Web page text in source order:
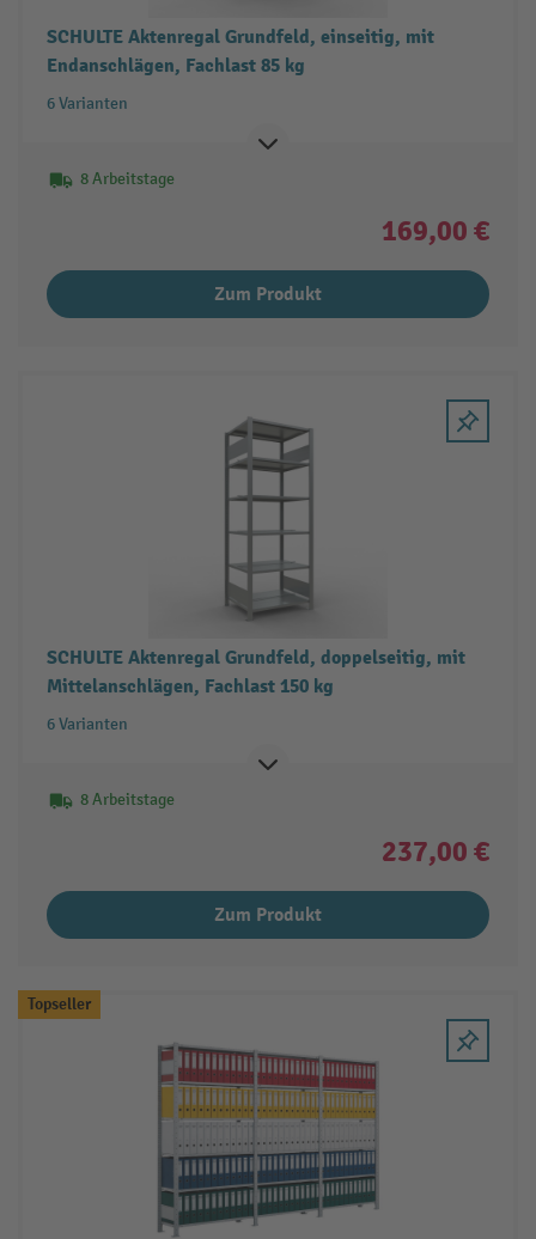
SCHULTE Aktenregal Grundfeld, einseitig, mit
Endanschlägen, Fachlast 85 kg
6 Varianten
8 Arbeitstage
169,00 €
Zum Produkt
SCHULTE Aktenregal Grundfeld, doppelseitig, mit
Mittelanschlägen, Fachlast 150 kg
6 Varianten
8 Arbeitstage
237,00 €
Zum Produkt
Topseller